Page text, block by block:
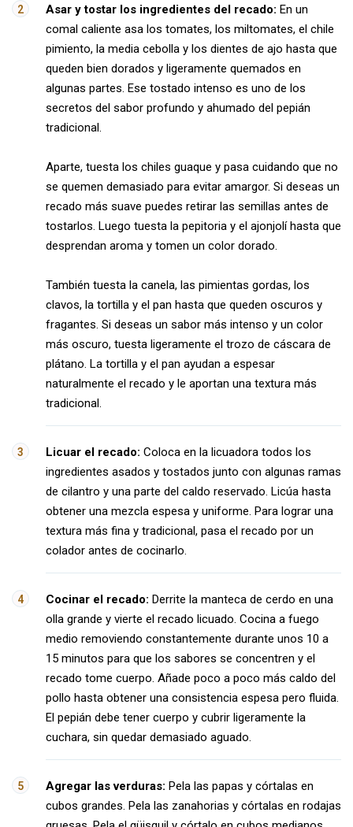
Asar y tostar los ingredientes del recado: En un
comal caliente asa los tomates, los miltomates, el chile
pimiento, la media cebolla y los dientes de ajo hasta que
queden bien dorados y ligeramente quemados en
algunas partes. Ese tostado intenso es uno de los
secretos del sabor profundo y ahumado del pepián
tradicional.
Aparte, tuesta los chiles guaque y pasa cuidando que no
se quemen demasiado para evitar amargor. Si deseas un
recado más suave puedes retirar las semillas antes de
tostarlos. Luego tuesta la pepitoria y el ajonjolí hasta que
desprendan aroma y tomen un color dorado.
También tuesta la canela, las pimientas gordas, los
clavos, la tortilla y el pan hasta que queden oscuros y
fragantes. Si deseas un sabor más intenso y un color
más oscuro, tuesta ligeramente el trozo de cáscara de
plátano. La tortilla y el pan ayudan a espesar
naturalmente el recado y le aportan una textura más
tradicional.
Licuar el recado: Coloca en la licuadora todos los
ingredientes asados y tostados junto con algunas ramas
de cilantro y una parte del caldo reservado. Licúa hasta
obtener una mezcla espesa y uniforme. Para lograr una
textura más fina y tradicional, pasa el recado por un
colador antes de cocinarlo.
Cocinar el recado: Derrite la manteca de cerdo en una
olla grande y vierte el recado licuado. Cocina a fuego
medio removiendo constantemente durante unos 10 a
15 minutos para que los sabores se concentren y el
recado tome cuerpo. Añade poco a poco más caldo del
pollo hasta obtener una consistencia espesa pero fluida.
El pepián debe tener cuerpo y cubrir ligeramente la
cuchara, sin quedar demasiado aguado.
Agregar las verduras: Pela las papas y córtalas en
cubos grandes. Pela las zanahorias y córtalas en rodajas